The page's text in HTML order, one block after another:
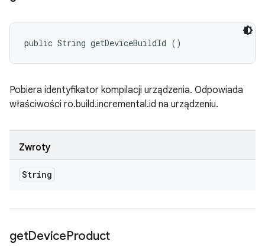
public String getDeviceBuildId ()
Pobiera identyfikator kompilacji urządzenia. Odpowiada
właściwości ro.build.incremental.id na urządzeniu.
Zwroty
String
getDeviceProduct